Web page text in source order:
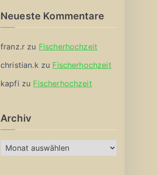
Neueste Kommentare
franz.r zu Fischerhochzeit
christian.k zu Fischerhochzeit
kapfi zu Fischerhochzeit
Archiv
r